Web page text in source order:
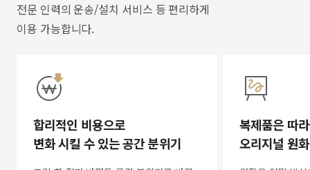
전문 인력의 운송/설치 서비스 등 편리하게
이용 가능합니다.
합리적인 비용으로
변화 시킬 수 있는 공간 분위기
복제품은 따
오리지널 원